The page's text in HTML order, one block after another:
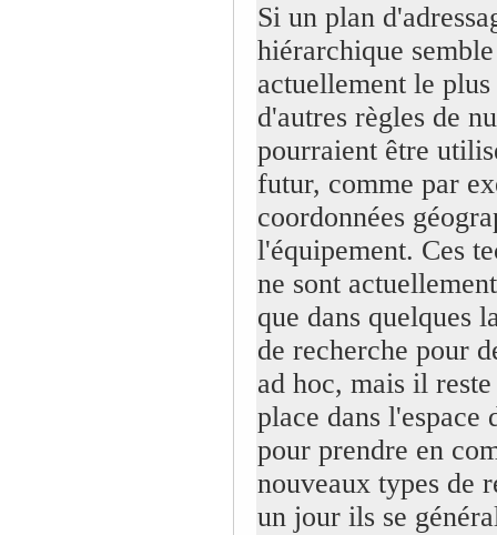
Si un plan
hiérarchique semble
actuellement le plus
d'autres règles de
pourraient être
futur, comme par
coordonnées
l'équipement. Ces
ne sont
que dans quelques
de recherche pour
ad hoc, mais il reste
place dans l'espace
pour prendre en
nouveaux types de
un jour ils se